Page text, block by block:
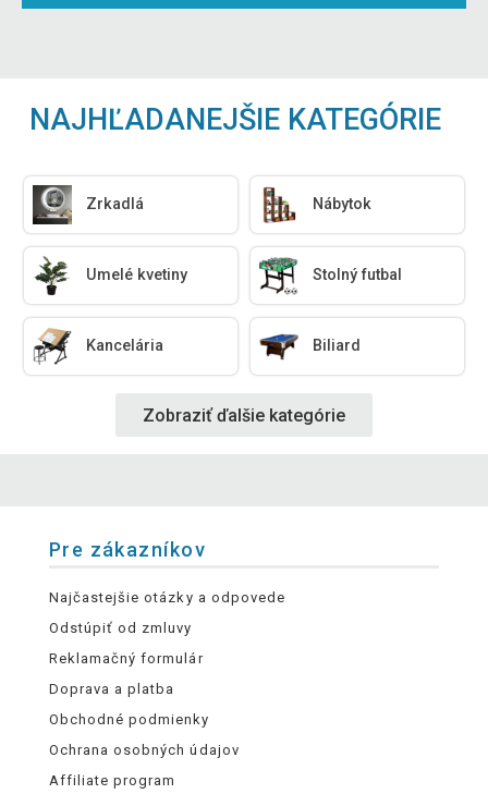
NAJHĽADANEJŠIE KATEGÓRIE
Zrkadlá Nábytok
Umelé kvetiny Stolný futbal
Kancelária Biliard
Zobraziť ďalšie kategórie
Pre zákazníkov
Najčastejšie otázky a odpovede
Odstúpiť od zmluvy
Reklamačný formulár
Doprava a platba
Obchodné podmienky
Ochrana osobných údajov
Affiliate program